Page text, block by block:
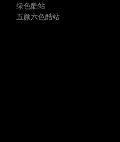
绿色酷站
五颜六色酷站